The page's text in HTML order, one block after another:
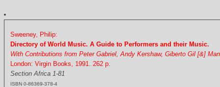
Sweeney, Philip:
Directory of World Music. A Guide to Performers and their Music.
With Contributions from Peter Gabriel, Andy Kershaw, Giberto Gil [&]
London: Virgin Books, 1991. 262 p.
Section Africa 1-81
ISBN 0-86369-378-4